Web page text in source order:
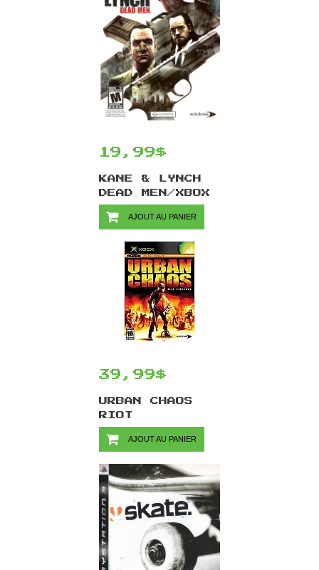
19,99$
KANE & LYNCH
DEAD MEN/XBOX
AJOUT AU PANIER
39,99$
URBAN CHAOS
RIOT
AJOUT AU PANIER